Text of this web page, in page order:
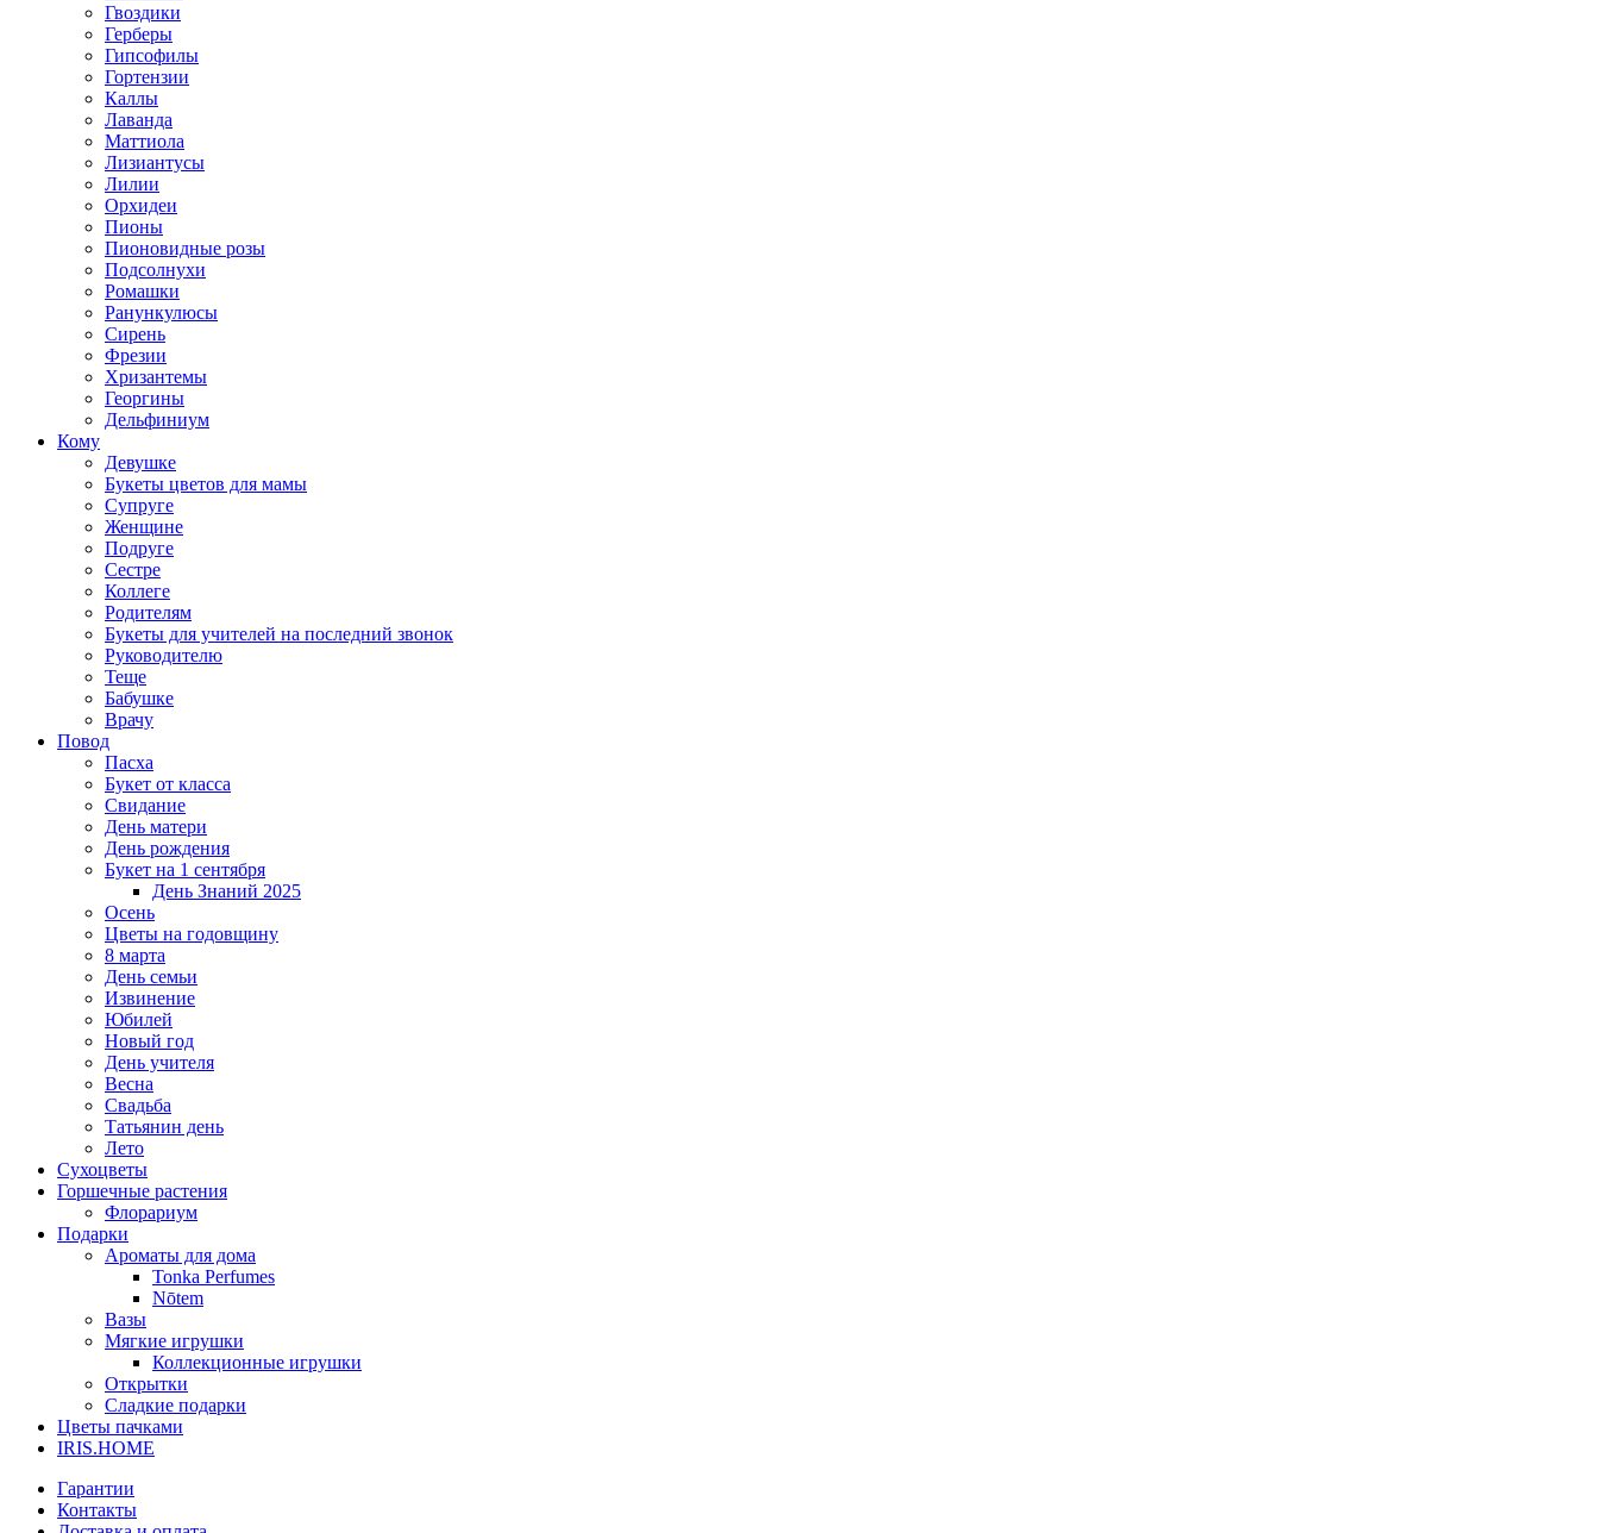
Гвоздики
Герберы
Гипсофилы
Гортензии
Каллы
Лаванда
Маттиола
Лизиантусы
Лилии
Орхидеи
Пионы
Пионовидные розы
Подсолнухи
Ромашки
Ранункулюсы
Сирень
Фрезии
Хризантемы
Георгины
Дельфиниум
Кому
Девушке
Букеты цветов для мамы
Супруге
Женщине
Подруге
Сестре
Коллеге
Родителям
Букеты для учителей на последний звонок
Руководителю
Теще
Бабушке
Врачу
Повод
Пасха
Букет от класса
Свидание
День матери
День рождения
Букет на 1 сентября
День Знаний 2025
Осень
Цветы на годовщину
8 марта
День семьи
Извинение
Юбилей
Новый год
День учителя
Весна
Свадьба
Татьянин день
Лето
Сухоцветы
Горшечные растения
Флорариум
Подарки
Ароматы для дома
Tonka Perfumes
Nōtem
Вазы
Мягкие игрушки
Коллекционные игрушки
Открытки
Сладкие подарки
Цветы пачками
IRIS.HOME
Гарантии
Контакты